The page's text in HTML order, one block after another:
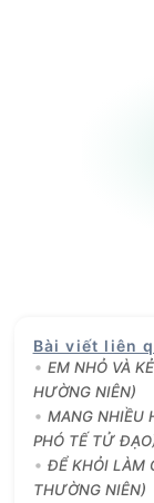
Bài viết liên
EM NHỎ VÀ
HƯỜNG NIÊN)
MANG NHIỀU
PHÓ TẾ TỬ
ĐỂ KHỎI LÀM
THƯỜNG NIÊN)